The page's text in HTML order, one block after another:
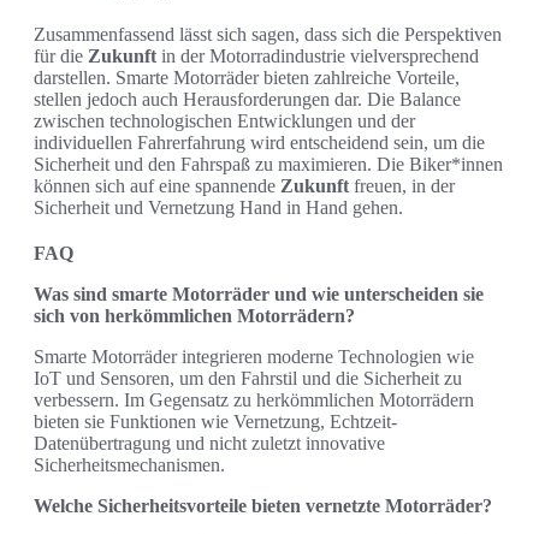
Zusammenfassend lässt sich sagen, dass sich die Perspektiven
für die Zukunft in der Motorradindustrie vielversprechend
darstellen. Smarte Motorräder bieten zahlreiche Vorteile,
stellen jedoch auch Herausforderungen dar. Die Balance
zwischen technologischen Entwicklungen und der
individuellen Fahrerfahrung wird entscheidend sein, um die
Sicherheit und den Fahrspaß zu maximieren. Die Biker*innen
können sich auf eine spannende Zukunft freuen, in der
Sicherheit und Vernetzung Hand in Hand gehen.
FAQ
Was sind smarte Motorräder und wie unterscheiden sie
sich von herkömmlichen Motorrädern?
Smarte Motorräder integrieren moderne Technologien wie
IoT und Sensoren, um den Fahrstil und die Sicherheit zu
verbessern. Im Gegensatz zu herkömmlichen Motorrädern
bieten sie Funktionen wie Vernetzung, Echtzeit-
Datenübertragung und nicht zuletzt innovative
Sicherheitsmechanismen.
Welche Sicherheitsvorteile bieten vernetzte Motorräder?